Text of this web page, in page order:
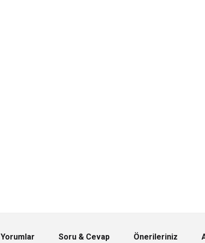
Yorumlar Soru & Cevap Önerileriniz